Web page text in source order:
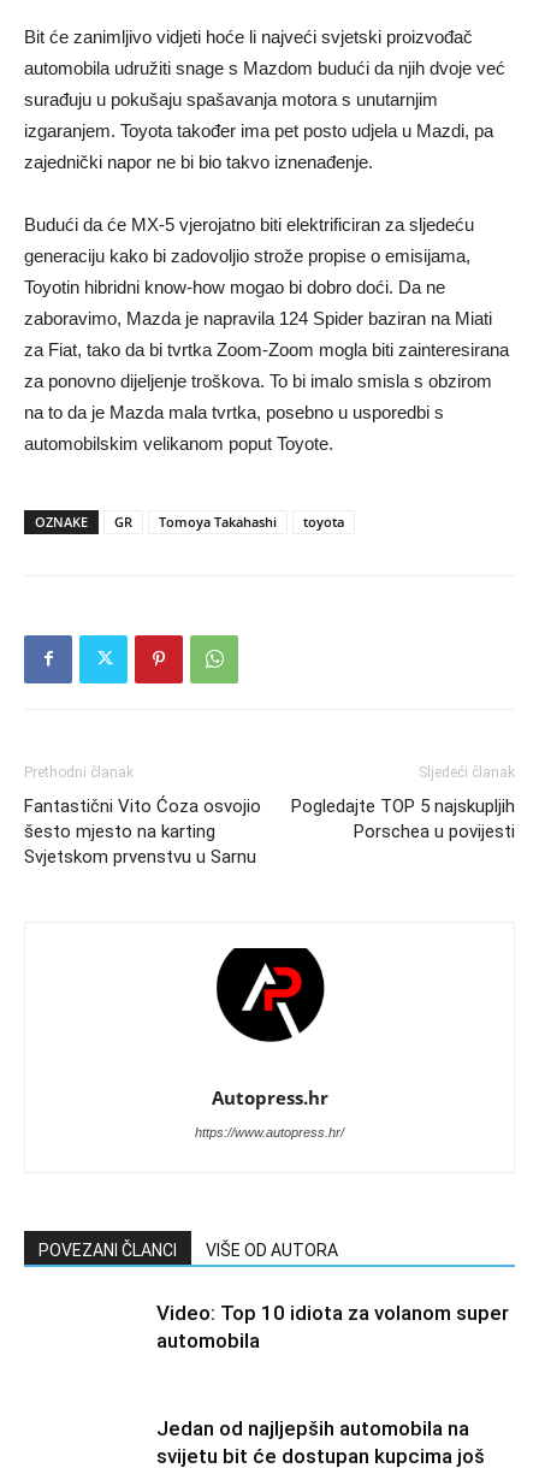
Bit će zanimljivo vidjeti hoće li najveći svjetski proizvođač
automobila udružiti snage s Mazdom budući da njih dvoje već
surađuju u pokušaju spašavanja motora s unutarnjim
izgaranjem. Toyota također ima pet posto udjela u Mazdi, pa
zajednički napor ne bi bio takvo iznenađenje.
Budući da će MX-5 vjerojatno biti elektrificiran za sljedeću
generaciju kako bi zadovoljio strože propise o emisijama,
Toyotin hibridni know-how mogao bi dobro doći. Da ne
zaboravimo, Mazda je napravila 124 Spider baziran na Miati
za Fiat, tako da bi tvrtka Zoom-Zoom mogla biti zainteresirana
za ponovno dijeljenje troškova. To bi imalo smisla s obzirom
na to da je Mazda mala tvrtka, posebno u usporedbi s
automobilskim velikanom poput Toyote.
OZNAKE GR Tomoya Takahashi toyota
Prethodni članak
Fantastični Vito Ćoza osvojio
šesto mjesto na karting
Svjetskom prvenstvu u Sarnu
Sljedeći članak
Pogledajte TOP 5 najskupljih
Porschea u povijesti
Autopress.hr
https://www.autopress.hr/
POVEZANI ČLANCI VIŠE OD AUTORA
Video: Top 10 idiota za volanom super
automobila
Jedan od najljepših automobila na
svijetu bit će dostupan kupcima još